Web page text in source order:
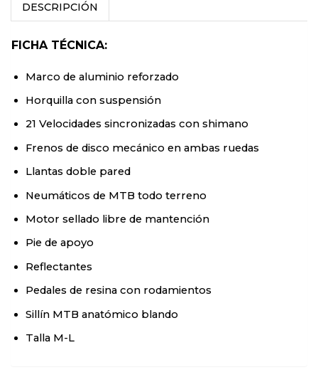
DESCRIPCIÓN
FICHA TÉCNICA:
Marco de aluminio reforzado
Horquilla con suspensión
21 Velocidades sincronizadas con shimano
Frenos de disco mecánico en ambas ruedas
Llantas doble pared
Neumáticos de MTB todo terreno
Motor sellado libre de mantención
Pie de apoyo
Reflectantes
Pedales de resina con rodamientos
Sillín MTB anatómico blando
Talla M-L